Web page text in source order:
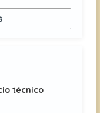
técnico